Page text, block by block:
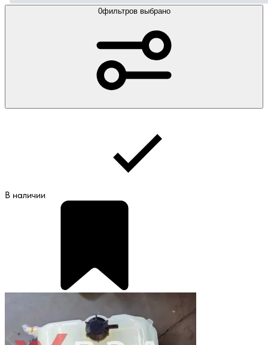
0фильтров выбрано
В наличии